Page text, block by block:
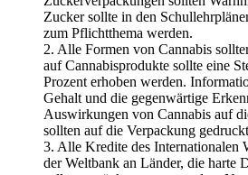
Zucker sollte in den
zum Pflichtthema werden.
2. Alle Formen von Cannabis
auf Cannabisprodukte sollte eine
Prozent erhoben werden.
Gehalt und die gegenwärtige
Auswirkungen von Cannabis auf
sollten auf die Verpackung
3. Alle Kredite des Internationalen
der Weltbank an Länder, die harte